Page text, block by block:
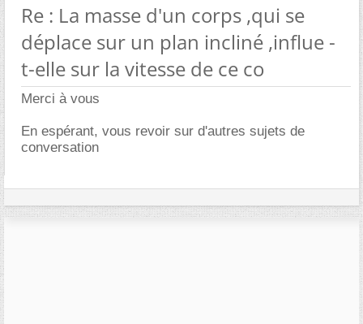
Re : La masse d'un corps ,qui se
déplace sur un plan incliné ,influe -
t-elle sur la vitesse de ce co
Merci à vous
En espérant, vous revoir sur d'autres sujets de
conversation